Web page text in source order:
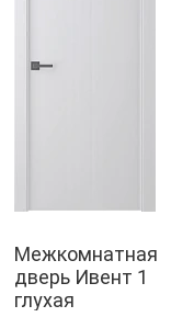
Межкомнатная
дверь Ивент 1
глухая